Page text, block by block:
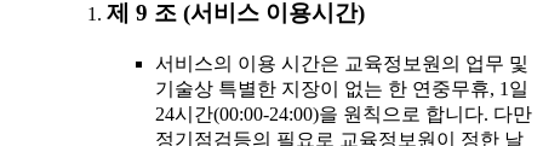
제 9 조 (서비스 이용시간)
서비스의 이용 시간은 교육정보원의 업무 및
기술상 특별한 지장이 없는 한 연중무휴, 1일
24시간(00:00-24:00)을 원칙으로 합니다. 다만
정기점검등의 필요로 교육정보원이 정한 날